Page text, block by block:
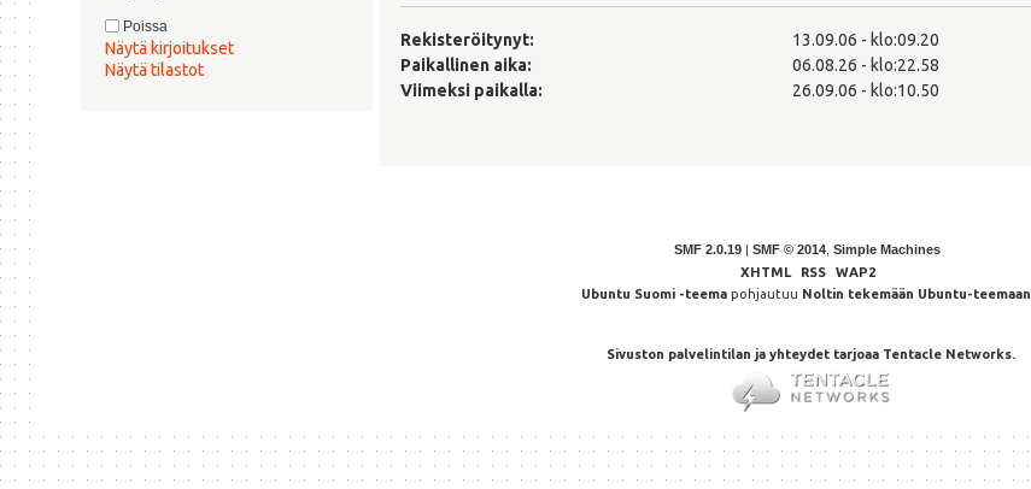
Poissa
Näytä kirjoitukset
Näytä tilastot
Rekisteröitynyt:
13.09.06 - klo:09.20
Paikallinen aika:
06.08.26 - klo:22.58
Viimeksi paikalla:
26.09.06 - klo:10.50
SMF 2.0.19 | SMF © 2014 Simple Machines
XHTML
RSS
WAP2
Ubuntu Suomi -teemapohjautuu Noltin tekemään Ubuntu-teemaan
Sivuston palvelintilan ja yhteydet tarjoaa Tentacle Networks.